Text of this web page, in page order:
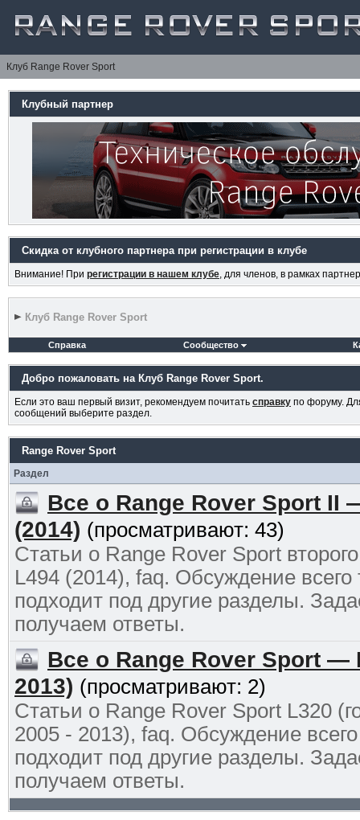
Клуб Range Rover Sport
Клубный партнер
Скидка от клубного партнера при регистрации в клубе
Внимание! При регистрации в нашем клубе, для членов, в рамках
Клуб Range Rover Sport
Справка Сообщество
Добро пожаловать на Клуб Range Rover Sport.
Если это ваш первый визит, рекомендуем почитать справкупо форуму.
сообщений выберите раздел.
Range Rover Sport
Раздел
Все о Range Rover Sport II
(2014) (просматривают: 43)
Статьи о Range Rover Sport
L494 (2014), faq. Обсуждение всего
подходит под другие разделы.
получаем ответы.
Все о Range Rover Sport —
2013) (просматривают: 2)
Статьи о Range Rover Sport L320
2005 - 2013), faq. Обсуждение всего
подходит под другие разделы.
получаем ответы.